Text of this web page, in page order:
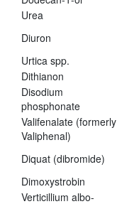
Urea
Diuron
Urtica spp.
Dithianon
Disodium
phosphonate
Valifenalate (formerly
Valiphenal)
Diquat (dibromide)
Dimoxystrobin
Verticillium albo-